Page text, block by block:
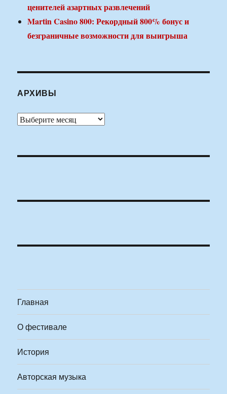
ценителей азартных развлечений
Martin Casino 800: Рекордный 800% бонус и
безграничные возможности для выигрыша
АРХИВЫ
Архивы
Главная
О фестивале
История
Авторская музыка